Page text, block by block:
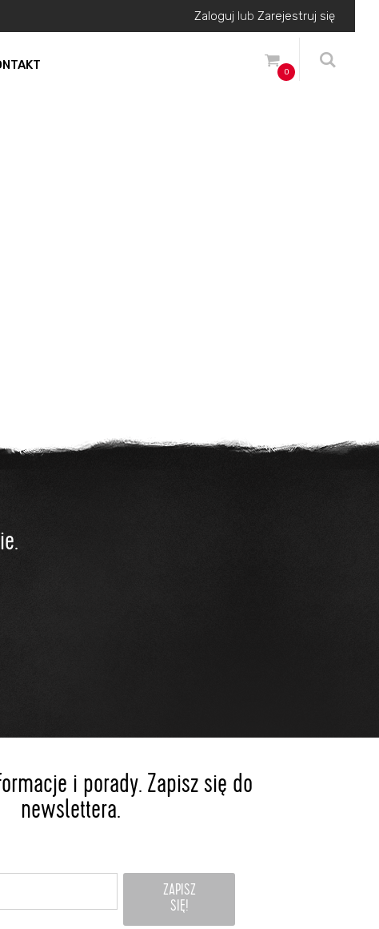
Zaloguj lub Zarejestruj się
0
i porady. Zapisz się do
newslettera.